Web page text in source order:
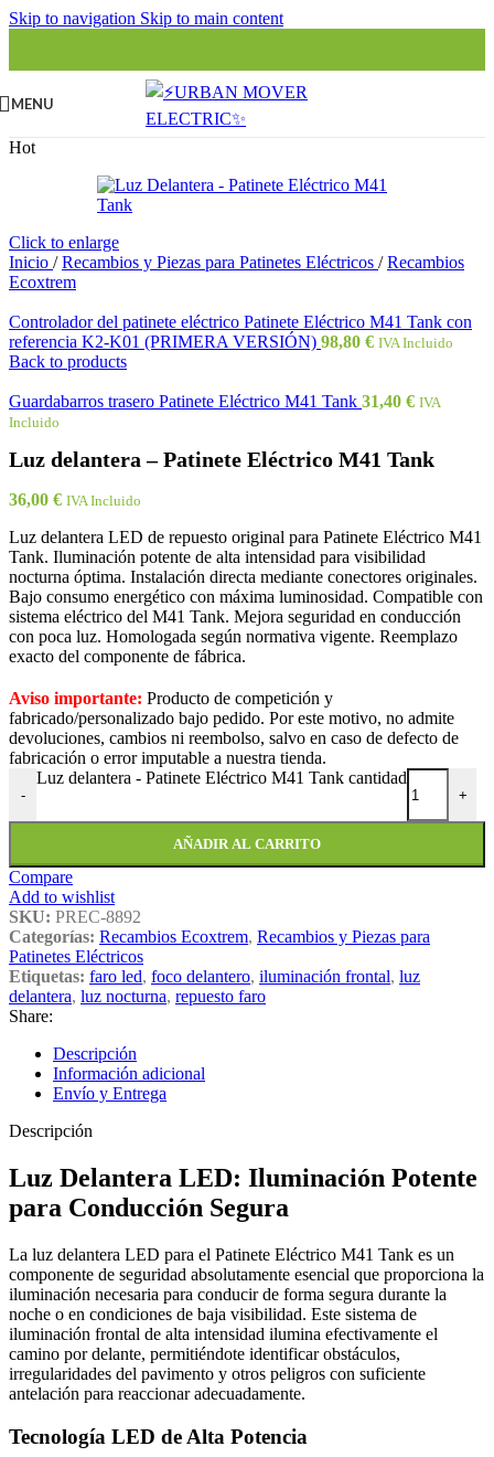
Skip to navigation Skip to main content
MENU
Hot
Click to enlarge
Inicio / Recambios y Piezas para Patinetes Eléctricos / Recambios
Ecoxtrem
Controlador del patinete eléctrico Patinete Eléctrico M41 Tank con
referencia K2-K01 (PRIMERA VERSIÓN) 98,80 € IVA Incluido
Back to products
Guardabarros trasero Patinete Eléctrico M41 Tank 31,40 € IVA
Incluido
Luz delantera – Patinete Eléctrico M41 Tank
36,00 € IVA Incluido
Luz delantera LED de repuesto original para Patinete Eléctrico M41
Tank. Iluminación potente de alta intensidad para visibilidad
nocturna óptima. Instalación directa mediante conectores originales.
Bajo consumo energético con máxima luminosidad. Compatible con
sistema eléctrico del M41 Tank. Mejora seguridad en conducción
con poca luz. Homologada según normativa vigente. Reemplazo
exacto del componente de fábrica.
Aviso importante: Producto de competición y
fabricado/personalizado bajo pedido. Por este motivo, no admite
devoluciones, cambios ni reembolso, salvo en caso de defecto de
fabricación o error imputable a nuestra tienda.
-
Luz delantera - Patinete Eléctrico M41 Tank cantidad
+
AÑADIR AL CARRITO
Compare
Add to wishlist
SKU: PREC-8892
Categorías: Recambios Ecoxtrem, Recambios y Piezas para
Patinetes Eléctricos
Etiquetas: faro led, foco delantero, iluminación frontal, luz
delantera, luz nocturna, repuesto faro
Share:
Descripción
Información adicional
Envío y Entrega
Descripción
Luz Delantera LED: Iluminación Potente
para Conducción Segura
La luz delantera LED para el Patinete Eléctrico M41 Tank es un
componente de seguridad absolutamente esencial que proporciona la
iluminación necesaria para conducir de forma segura durante la
noche o en condiciones de baja visibilidad. Este sistema de
iluminación frontal de alta intensidad ilumina efectivamente el
camino por delante, permitiéndote identificar obstáculos,
irregularidades del pavimento y otros peligros con suficiente
antelación para reaccionar adecuadamente.
Tecnología LED de Alta Potencia